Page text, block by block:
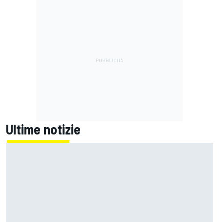
Ultime notizie